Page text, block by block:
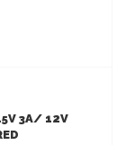
3A/ 12V